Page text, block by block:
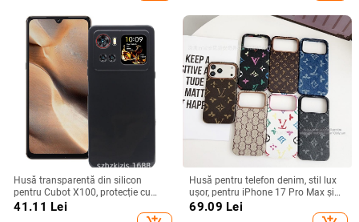
Husă transparentă din silicon
pentru Cubot X100, protecție cu
acoperire totală
41.11 Lei
Husă pentru telefon denim, stil lux
ușor, pentru iPhone 17 Pro Max și
iPhone 16, cu acoperire totală
69.09 Lei